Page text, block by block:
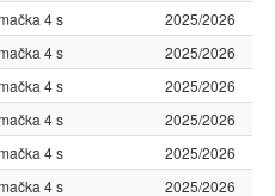
4 s
2025/2026
4 s
2025/2026
4 s
2025/2026
4 s
2025/2026
4 s
2025/2026
4 s
2025/2026